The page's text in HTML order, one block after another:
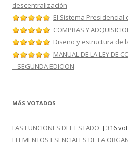
descentralización
El Sistema Presidencial
COMPRAS Y
Diseño y estructura de
MANUAL DE LA LEY DE
– SEGUNDA EDICION
MÁS VOTADOS
LAS FUNCIONES DEL ESTADO [ 316
ELEMENTOS ESENCIALES DE LA